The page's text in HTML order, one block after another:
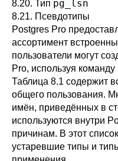
8.20. Тип pg_lsn
8.21. Псевдотипы
Postgres Pro
ассортимент
пользователи могут
Pro, используя команду
Таблица 8.1 содержит
общего пользования.
имён, приведённых в
используются внутри
причинам. В этот
устаревшие типы и